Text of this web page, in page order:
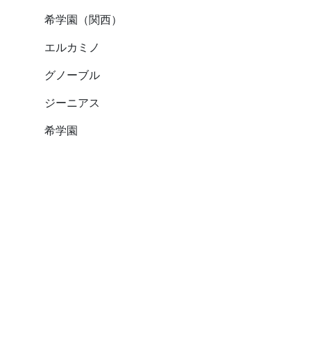
希学園（関西）
エルカミノ
グノーブル
ジーニアス
希学園